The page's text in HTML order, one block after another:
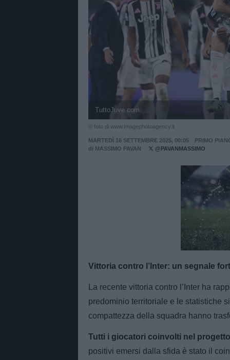
TuttoJuve.com
© foto di www.imagephotoagency.it
MARTEDÌ 16 SETTEMBRE 2025, 00:05
PRIMO
di MASSIMO PAVAN @PAVANMASSIMO
Vittoria contro l’Inter: un segnale
La recente vittoria contro l’Inter ha
predominio territoriale e le statistiche
compattezza della squadra hanno
Tutti i giocatori coinvolti nel
positivi emersi dalla sfida è stato il